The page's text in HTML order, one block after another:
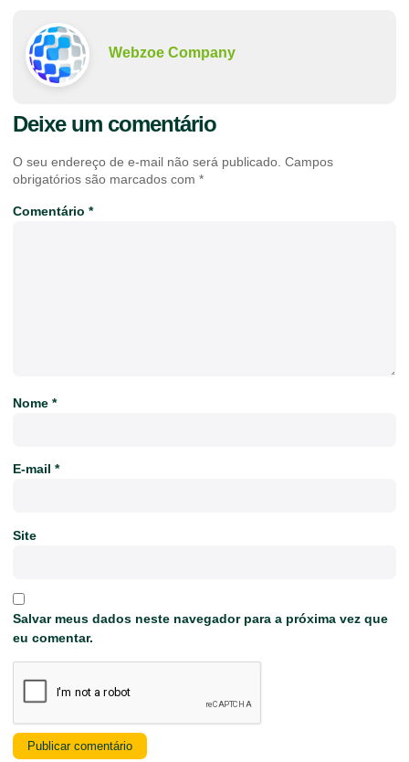
Webzoe Company
Deixe um comentário
O seu endereço de e-mail não será publicado. Campos
obrigatórios são marcados com *
Comentário *
Nome *
E-mail *
Site
Salvar meus dados neste navegador para a próxima vez que
eu comentar.